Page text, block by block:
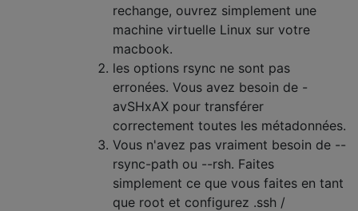
rechange, ouvrez simplement une
machine virtuelle Linux sur votre
macbook.
les options rsync ne sont pas
erronées. Vous avez besoin de -
avSHxAX pour transférer
correctement toutes les métadonnées.
Vous n'avez pas vraiment besoin de --
rsync-path ou --rsh. Faites
simplement ce que vous faites en tant
que root et configurez .ssh /